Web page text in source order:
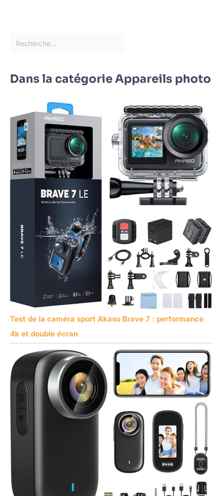
Dans la catégorie Appareils photo
Test de la caméra sport Akaso Brave 7 : performance
4k et double écran